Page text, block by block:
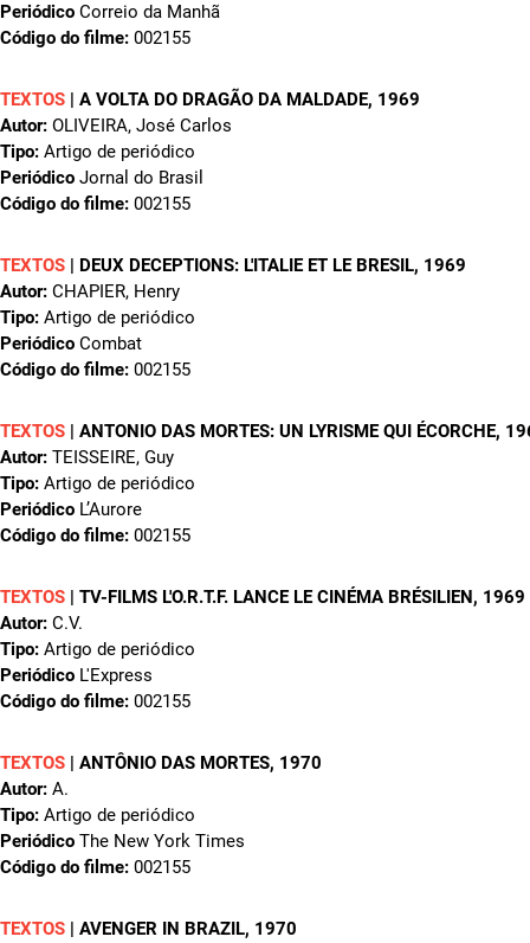
Periódico Correio da Manhã
Código do filme: 002155
TEXTOS | A VOLTA DO DRAGÃO DA MALDADE, 1969
Autor: OLIVEIRA, José Carlos
Tipo: Artigo de periódico
Periódico Jornal do Brasil
Código do filme: 002155
TEXTOS | DEUX DECEPTIONS: L'ITALIE ET LE BRESIL, 1969
Autor: CHAPIER, Henry
Tipo: Artigo de periódico
Periódico Combat
Código do filme: 002155
TEXTOS | ANTONIO DAS MORTES: UN LYRISME QUI ÉCORCHE,
Autor: TEISSEIRE, Guy
Tipo: Artigo de periódico
Periódico L’Aurore
Código do filme: 002155
TEXTOS | TV-FILMS L'O.R.T.F. LANCE LE CINÉMA BRÉSILIEN, 1969
Autor: C.V.
Tipo: Artigo de periódico
Periódico L'Express
Código do filme: 002155
TEXTOS | ANTÔNIO DAS MORTES, 1970
Autor: A.
Tipo: Artigo de periódico
Periódico The New York Times
Código do filme: 002155
TEXTOS | AVENGER IN BRAZIL, 1970